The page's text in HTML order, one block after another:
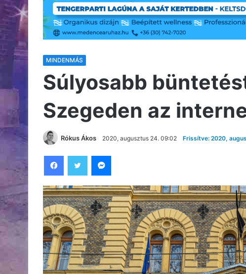
MINDENMÁS
Súlyosabb
Szegeden az
Rókus Ákos 2020, augusztus 24. 09:02 Frissítve: 2020,